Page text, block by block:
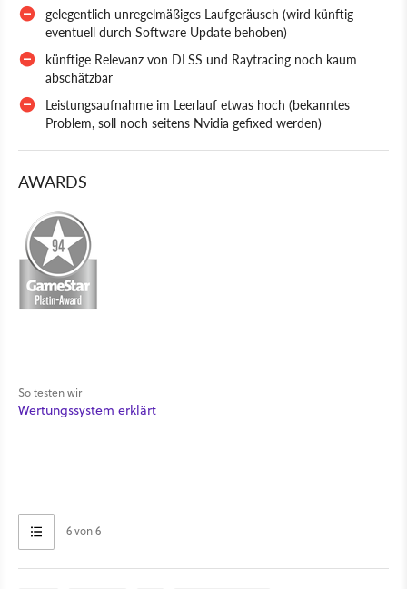
gelegentlich unregelmäßiges Laufgeräusch (wird künftig
eventuell durch Software Update behoben)
künftige Relevanz von DLSS und Raytracing noch kaum
abschätzbar
Leistungsaufnahme im Leerlauf etwas hoch (bekanntes
Problem, soll noch seitens Nvidia gefixed werden)
AWARDS
So testen wir
Wertungssystem erklärt
6 von 6